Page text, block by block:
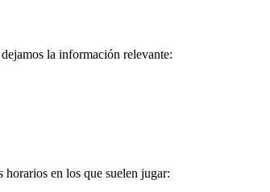
la información relevante:
en los que suelen jugar: